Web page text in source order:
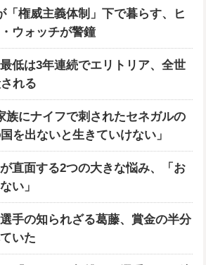
「権威主義体制」下で暮らす、ヒ
ウォッチが警鐘
最低は3年連続でエリトリア、全世
れる
族にナイフで刺されたセネガルの
を出ないと生きていけない」
直面する2つの大きな悩み、「お
い」
選手の知られざる葛藤、賞金の半分
いた